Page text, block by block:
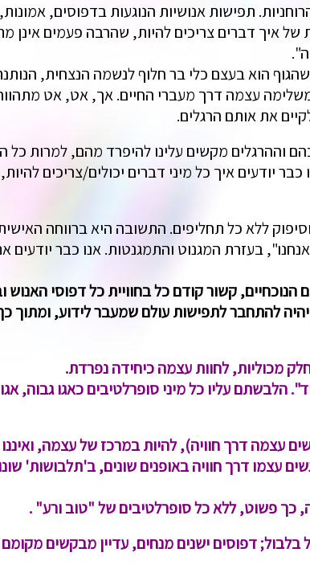
תפישות אנושיות הנוגעות בדפוסים,
איך דברים צריכים להיות, שהרבה פעמים אינן
שהגוף הוא בעצם כלי בר חלוף לנשמה הנצחית,
עצמה דרך מעברי החיים. אך, אט, אט מתהווה
את אותם הרגלים.
וההרגלים מקשים עלינו להיפרד מהם, למרות כל
איך כל מיני דברים יכולים/צריכים
ללא כל תחליפים. התשובה היא ברווחה
בעזרת המגנוט והתמגנטות. אנו כבר יודעים
קשור קודם כל בחוויית כל דפוסי האנוש
להתחבר לתפישות עולם שמעבר לידוע, ומתוך כך
מכוליות, לחוות עצמה כיחידה נפרדת.
הלבשתם עליו כל מיני סופרלטיבים כאגו גבוה,
עצמה דרך חוויה), להיות במרכז של עצמה,
עצמו דרך חוויה באופנים שונים, ב'תלבושות'
כך פשוט, ללא כל סופרלטיבים של "טוב ורע" .
דפוסים ישנים מנחים, עדיין מבקשים